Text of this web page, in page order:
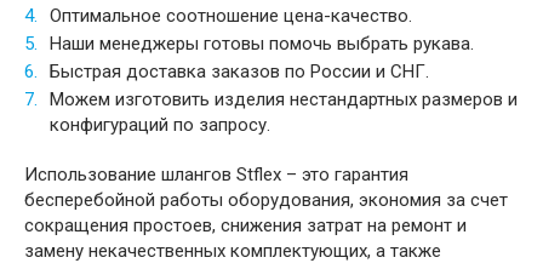
Оптимальное соотношение цена-качество.
Наши менеджеры готовы помочь выбрать рукава.
Быстрая доставка заказов по России и СНГ.
Можем изготовить изделия нестандартных размеров и
конфигураций по запросу.
Использование шлангов Stflex – это гарантия
бесперебойной работы оборудования, экономия за счет
сокращения простоев, снижения затрат на ремонт и
замену некачественных комплектующих, а также